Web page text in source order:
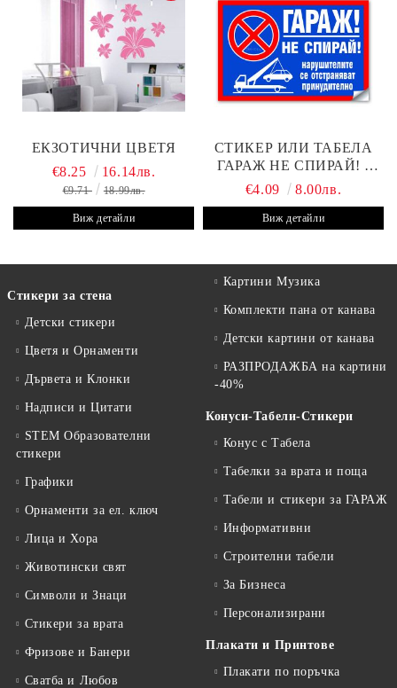
ЕКЗОТИЧНИ ЦВЕТЯ
€8.25 16.14лв.
€9.71 18.99лв.
Виж детайли
СТИКЕР ИЛИ ТАБЕЛА
ГАРАЖ НЕ СПИРАЙ! -
30Х19 СМ
€4.09 8.00лв.
Виж детайли
Стикери за стена
Детски стикери
Цветя и Орнаменти
Дървета и Клонки
Надписи и Цитати
STEM Образователни
стикери
Графики
Орнаменти за ел. ключ
Лица и Хора
Животински свят
Символи и Знаци
Стикери за врата
Фризове и Банери
Сватба и Любов
Картини Музика
Комплекти пана от канава
Детски картини от канава
РАЗПРОДАЖБА на картини
-40%
Конуси-Табели-Стикери
Конус с Табела
Табелки за врата и поща
Табели и стикери за ГАРАЖ
Информативни
Строителни табели
За Бизнеса
Персонализирани
Плакати и Принтове
Плакати по поръчка